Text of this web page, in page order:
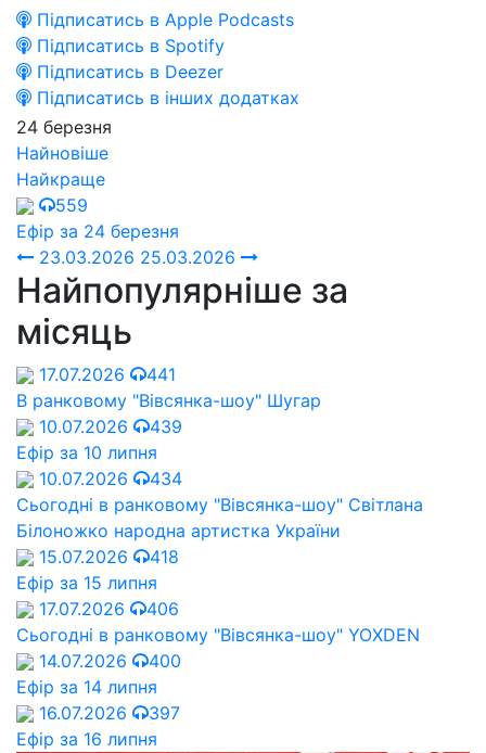
Підписатись в Apple Podcasts
Підписатись в Spotify
Підписатись в Deezer
Підписатись в інших додатках
24 березня
Найновіше
Найкраще
559
Ефір за 24 березня
23.03.2026 25.03.2026
Найпопулярніше за
місяць
17.07.2026
441
В ранковому "Вівсянка-шоу" Шугар
10.07.2026
439
Ефір за 10 липня
10.07.2026
434
Сьогодні в ранковому "Вівсянка-шоу" Cвітлана
Білоножко народна артистка України
15.07.2026
418
Ефір за 15 липня
17.07.2026
406
Сьогодні в ранковому "Вівсянка-шоу" YOXDEN
14.07.2026
400
Ефір за 14 липня
16.07.2026
397
Ефір за 16 липня